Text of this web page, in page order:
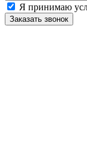
Я принимаю
Заказать звонок